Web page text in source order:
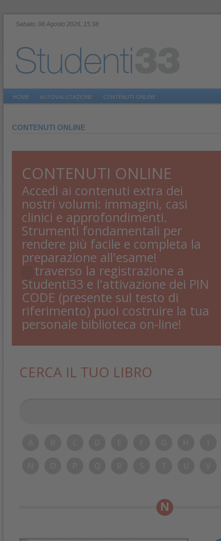
Sabato, 08 Agosto 2026, 15:38
HOME AUTOVALUTAZIONE CONTENUTI ONLINE
CONTENUTI ONLINE
CONTENUTI ONLINE
Accedi ai contenuti extra dei
nostri volumi: immagini, casi
clinici e approfondimenti.
Strumenti fondamentali per
rendere più facile e completa la
preparazione all'esame!
Attraverso la registrazione a
Studenti33 e l'attivazione dei PIN
CODE (presente sul testo di
riferimento) puoi costruire la tua
personale biblioteca on-line!
CERCA IL TUO LIBRO
N